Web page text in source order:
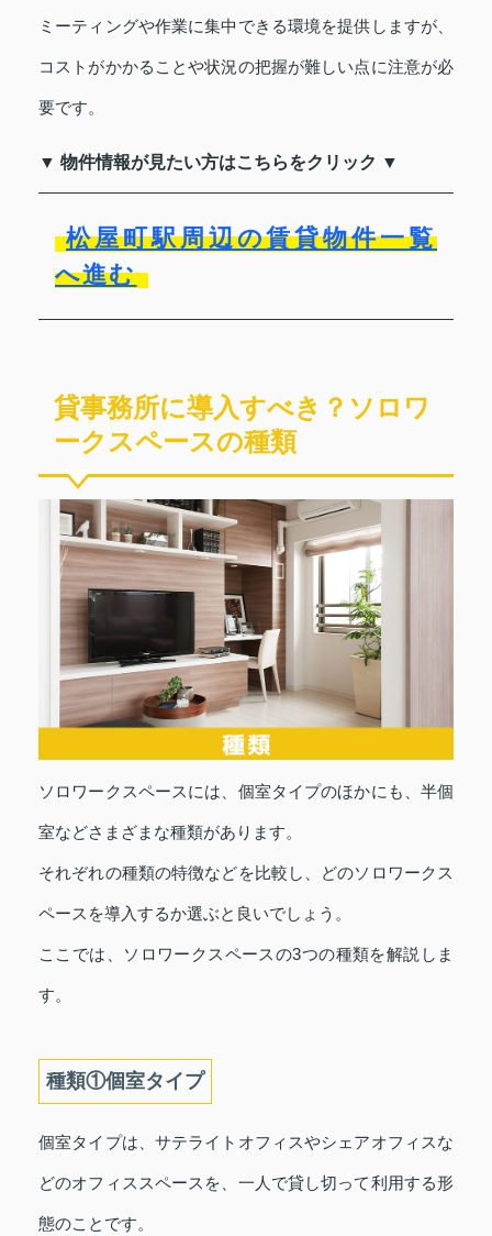
ミーティングや作業に集中できる環境を提供しますが、
コストがかかることや状況の把握が難しい点に注意が必
要です。
▼ 物件情報が見たい方はこちらをクリック ▼
松屋町駅周辺の賃貸物件一覧
へ進む
貸事務所に導入すべき？ソロワ
ークスペースの種類
ソロワークスペースには、個室タイプのほかにも、半個
室などさまざまな種類があります。
それぞれの種類の特徴などを比較し、どのソロワークス
ペースを導入するか選ぶと良いでしょう。
ここでは、ソロワークスペースの3つの種類を解説しま
す。
種類①個室タイプ
個室タイプは、サテライトオフィスやシェアオフィスな
どのオフィススペースを、一人で貸し切って利用する形
態のことです。